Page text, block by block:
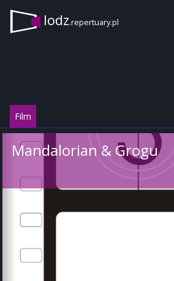
lodz.repertuary.pl
Film
Mandalorian & Grogu